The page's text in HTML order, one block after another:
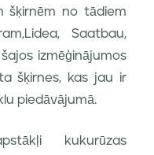
šķirnēm no tādiem
Saatbau,
izmēģinājumos
šķirnes, kas jau ir
piedāvājumā.
kukurūzas